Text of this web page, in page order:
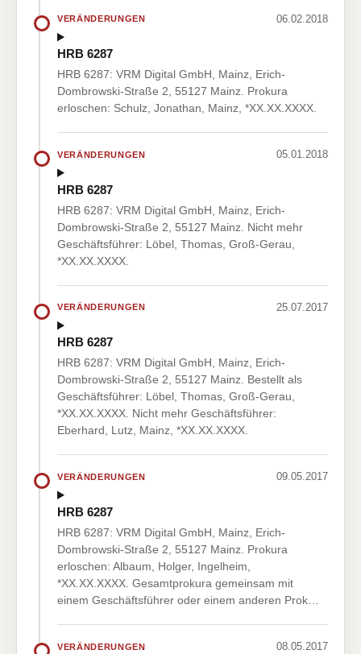
VERÄNDERUNGEN 06.02.2018
HRB 6287
HRB 6287: VRM Digital GmbH, Mainz, Erich-
Dombrowski-Straße 2, 55127 Mainz. Prokura
erloschen: Schulz, Jonathan, Mainz, *XX.XX.XXXX.
VERÄNDERUNGEN 05.01.2018
HRB 6287
HRB 6287: VRM Digital GmbH, Mainz, Erich-
Dombrowski-Straße 2, 55127 Mainz. Nicht mehr
Geschäftsführer: Löbel, Thomas, Groß-Gerau,
*XX.XX.XXXX.
VERÄNDERUNGEN 25.07.2017
HRB 6287
HRB 6287: VRM Digital GmbH, Mainz, Erich-
Dombrowski-Straße 2, 55127 Mainz. Bestellt als
Geschäftsführer: Löbel, Thomas, Groß-Gerau,
*XX.XX.XXXX. Nicht mehr Geschäftsführer:
Eberhard, Lutz, Mainz, *XX.XX.XXXX.
VERÄNDERUNGEN 09.05.2017
HRB 6287
HRB 6287: VRM Digital GmbH, Mainz, Erich-
Dombrowski-Straße 2, 55127 Mainz. Prokura
erloschen: Albaum, Holger, Ingelheim,
*XX.XX.XXXX. Gesamtprokura gemeinsam mit
einem Geschäftsführer oder einem anderen Prok…
VERÄNDERUNGEN 08.05.2017